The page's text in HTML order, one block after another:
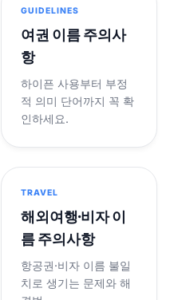
GUIDELINES
여권 이름 주의사
항
하이픈 사용부터 부정
적 의미 단어까지 꼭 확
인하세요.
TRAVEL
해외여행·비자 이
름 주의사항
항공권·비자 이름 불일
치로 생기는 문제와 해